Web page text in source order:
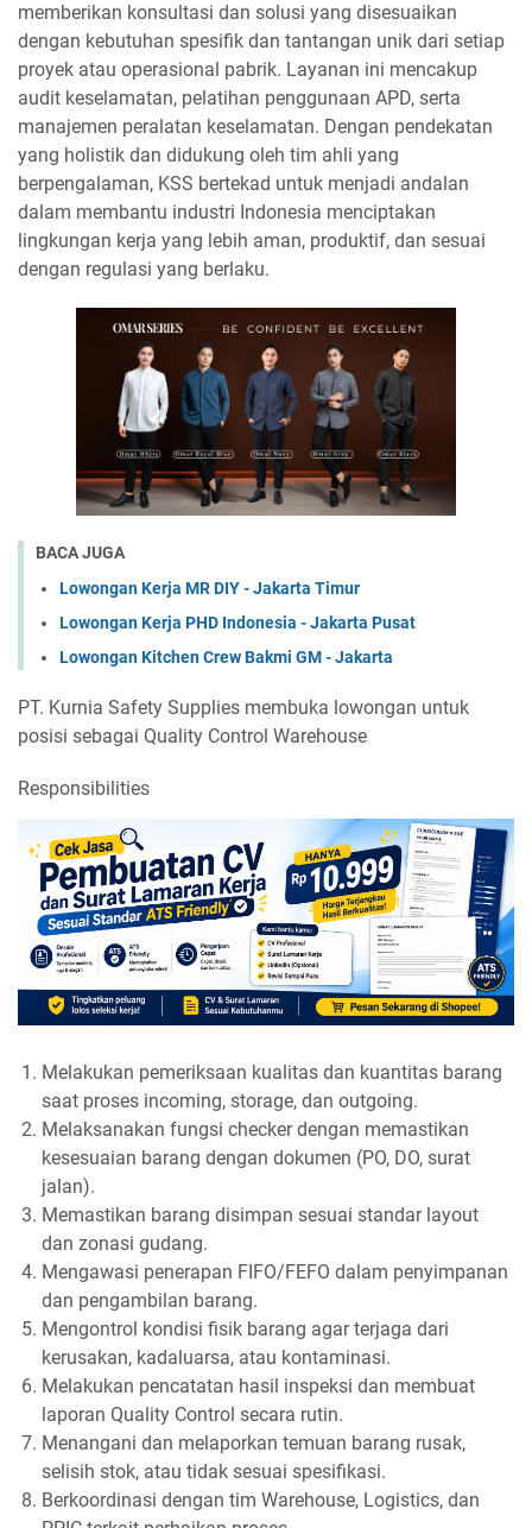
memberikan konsultasi dan solusi yang disesuaikan
dengan kebutuhan spesifik dan tantangan unik dari setiap
proyek atau operasional pabrik. Layanan ini mencakup
audit keselamatan, pelatihan penggunaan APD, serta
manajemen peralatan keselamatan. Dengan pendekatan
yang holistik dan didukung oleh tim ahli yang
berpengalaman, KSS bertekad untuk menjadi andalan
dalam membantu industri Indonesia menciptakan
lingkungan kerja yang lebih aman, produktif, dan sesuai
dengan regulasi yang berlaku.
BACA JUGA
Lowongan Kerja MR DIY - Jakarta Timur
Lowongan Kerja PHD Indonesia - Jakarta Pusat
Lowongan Kitchen Crew Bakmi GM - Jakarta
PT. Kurnia Safety Supplies membuka lowongan untuk
posisi sebagai Quality Control Warehouse
Responsibilities
Melakukan pemeriksaan kualitas dan kuantitas barang
saat proses incoming, storage, dan outgoing.
Melaksanakan fungsi checker dengan memastikan
kesesuaian barang dengan dokumen (PO, DO, surat
jalan).
Memastikan barang disimpan sesuai standar layout
dan zonasi gudang.
Mengawasi penerapan FIFO/FEFO dalam penyimpanan
dan pengambilan barang.
Mengontrol kondisi fisik barang agar terjaga dari
kerusakan, kadaluarsa, atau kontaminasi.
Melakukan pencatatan hasil inspeksi dan membuat
laporan Quality Control secara rutin.
Menangani dan melaporkan temuan barang rusak,
selisih stok, atau tidak sesuai spesifikasi.
Berkoordinasi dengan tim Warehouse, Logistics, dan